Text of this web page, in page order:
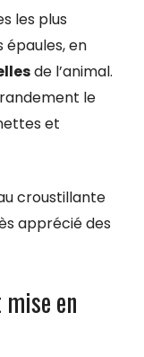
les plus
épaules, en
de l’animal.
le
et
croustillante
apprécié des
en